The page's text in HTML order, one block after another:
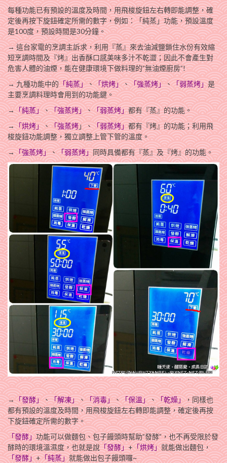
每種功能已有預設的溫度及時間，用飛梭旋鈕左右轉即能調整，確
定後再按下旋鈕確定所需的數字，例如：「純蒸」功能，預設溫度
是100度，預設時間是30分鐘。
→ 這台家電的烹調主訴求，利用『蒸』來去油減鹽鎖住水份有效縮
短烹調時間及『烤』出香酥口感美味多汁不乾澀；因此不會產生對
危害人體的油煙，能在健康環境下做料理的”無油煙廚房”!
→ 九種功能中的「純蒸」、「烘烤」、「強蒸烤」、「弱蒸烤」是
主要烹調料理時會用到的功能鍵。
→「純蒸」、「強蒸烤」、「弱蒸烤」都有『蒸』的功能。
→「烘烤」、「強蒸烤」、「弱蒸烤」都有『烤』的功能；利用飛
梭旋鈕功能調整，獨立調整上管下管的溫度。
→「強蒸烤」、「弱蒸烤」同時具備都有『蒸』及『烤』的功能。
→「發酵」、「解凍」、「消毒」、「保溫」、「乾燥」，同樣也
都有預設的溫度及時間，用飛梭旋鈕左右轉即能調整，確定後再按
下旋鈕確定所需的數字。
「發酵」功能可以做麵包、包子饅頭時幫助”發酵”，也不再受限於發
酵時的環境溫濕度，也就是說「發酵」+「烘烤」就能做出麵包，
「發酵」+「純蒸」就能做出包子饅頭囉~